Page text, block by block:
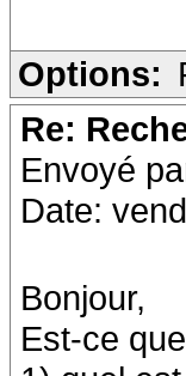
Options:
Re:
Envoyé
Date:
Bonjour,
Est-ce